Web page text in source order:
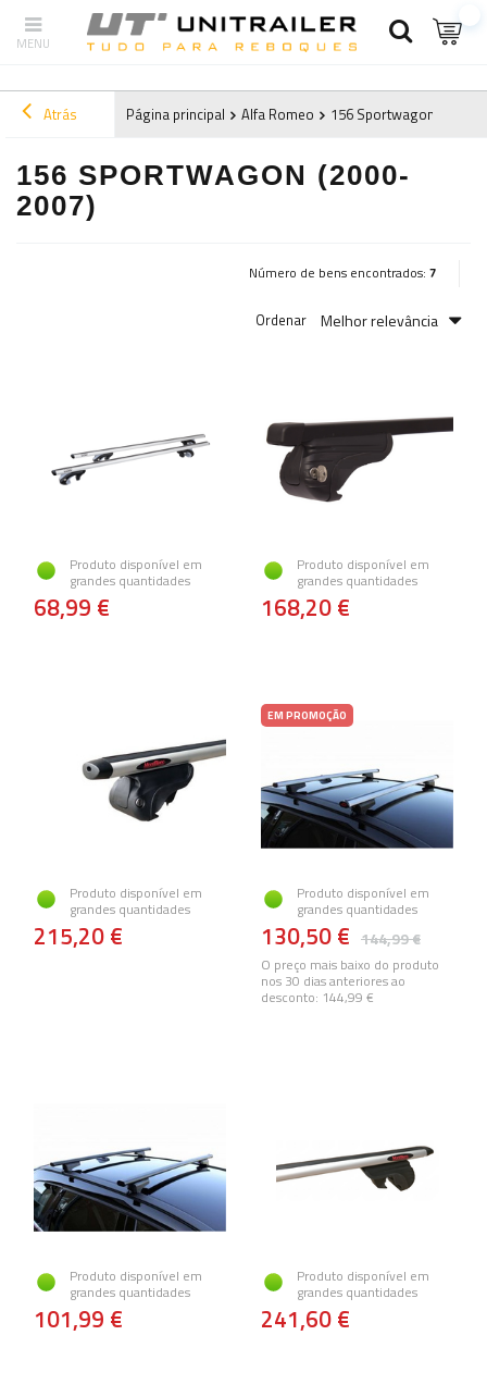
Atrás Página principal Alfa Romeo 156 Sportwagon (2000-
156 SPORTWAGON (2000-
2007)
Número de bens encontrados: 7
Ordenar Melhor relevância
Produto disponível em
grandes quantidades
68,99 €
Produto disponível em
grandes quantidades
168,20 €
Produto disponível em
grandes quantidades
215,20 €
EM PROMOÇÃO
Produto disponível em
grandes quantidades
144,99 €
130,50 €
O preço mais baixo do produto
nos 30 dias anteriores ao
desconto: 144,99 €
Produto disponível em
grandes quantidades
101,99 €
Produto disponível em
grandes quantidades
241,60 €